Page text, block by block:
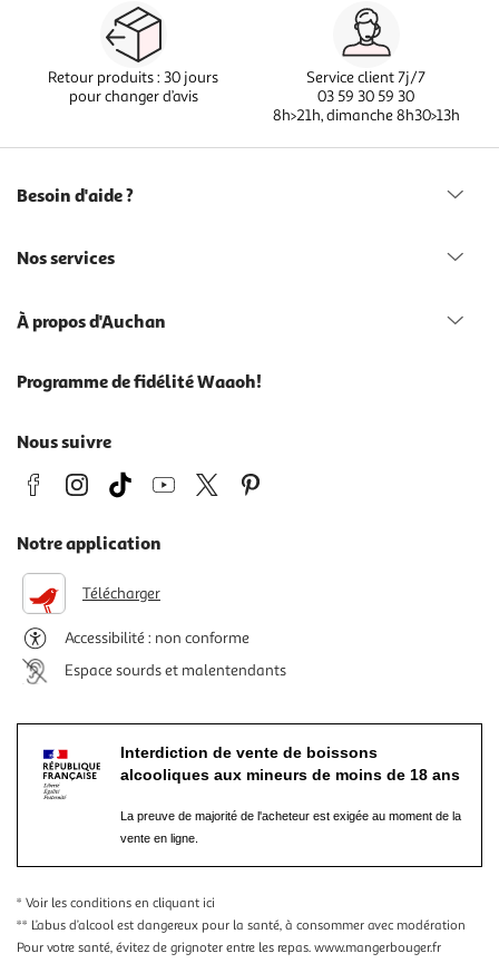
Retour produits : 30 jours
pour changer d’avis
Service client 7j/7
03 59 30 59 30
8h>21h, dimanche 8h30>13h
Besoin d'aide ?
Nos services
À propos d'Auchan
Programme de fidélité Waaoh!
Nous suivre
Notre application
Télécharger
Accessibilité : non conforme
Espace sourds et malentendants
Interdiction de vente de boissons
alcooliques aux mineurs de moins de 18 ans
La preuve de majorité de l'acheteur est exigée au moment de la
vente en ligne.
* Voir les conditions en cliquant ici
** L’abus d’alcool est dangereux pour la santé, à consommer avec modération
Pour votre santé, évitez de grignoter entre les repas. www.mangerbouger.fr